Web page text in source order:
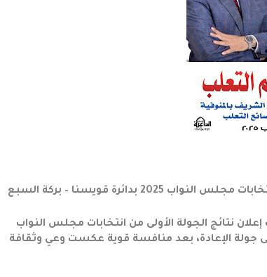
قويسنا – بركة السبع
نتائج الجولة الأولى من انتخابات مجلس النواب
جولة الإعادة، بعد منافسة قوية عكست وعي وثقافة